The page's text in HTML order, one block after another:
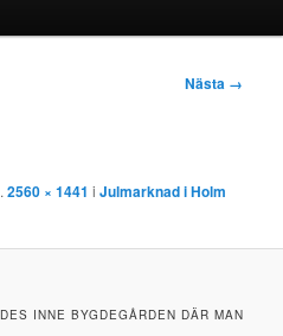
Nästa →
2560 × 1441 iJulmarknad i Holm
INNE BYGDEGÅRDEN DÄR MAN